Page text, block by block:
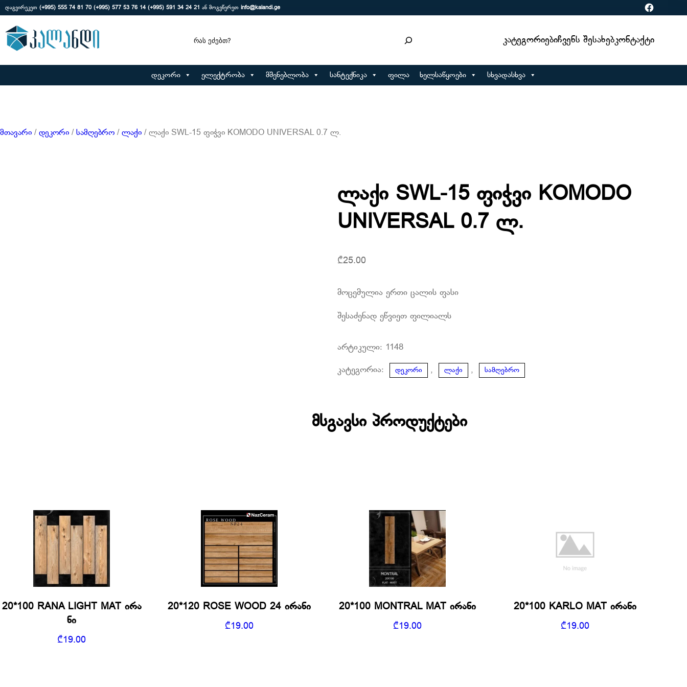
დაგვირეკეთ (+995) 555 74 81 70 (+995) 577 53 76 14 (+995) 591 34 24 21 ან მოგვწერეთ info@kalandi.ge Facebook
Search ᲙატეგორიებიᲩვენს ᲨესახებᲙონტაქტი
დეკორი ელექტრობა მშენებლობა სანტექნიკა ფილა ხელსაწყოები სხვადასხვა
მთავარი / დეკორი / სამღებრო / ლაქი / ლაქი SWL-15 ფიჭვი KOMODO UNIVERSAL 0.7 ლ.
ლაქი SWL-15 ფიჭვი KOMODO
UNIVERSAL 0.7 ლ.
₾25.00
მოცემულია ერთი ცალის ფასი
შესაძენად ეწვიეთ ფილიალს
არტიკული: 1148
კატეგორია: დეკორი , ლაქი , სამღებრო
მსგავსი პროდუქტები
20*100 RANA LIGHT MAT ირა
ნი
₾19.00
20*120 ROSE WOOD 24 ირანი
₾19.00
20*100 MONTRAL MAT ირანი
₾19.00
20*100 KARLO MAT ირანი
₾19.00